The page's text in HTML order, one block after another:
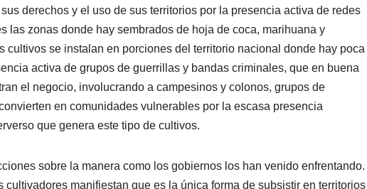
derechos y el uso de sus territorios por la presencia activa de redes
las zonas donde hay sembrados de hoja de coca, marihuana y
cultivos se instalan en porciones del territorio nacional donde hay poca
activa de grupos de guerrillas y bandas criminales, que en buena
el negocio, involucrando a campesinos y colonos, grupos de
en comunidades vulnerables por la escasa presencia
que genera este tipo de cultivos.
sobre la manera como los gobiernos los han venido enfrentando.
cultivadores manifiestan que es la única forma de subsistir en territorios